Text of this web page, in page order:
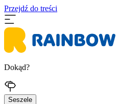
Przejdź do treści
Dokąd?
Seszele